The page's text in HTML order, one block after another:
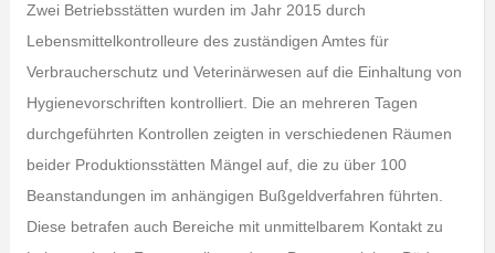
Zwei Betriebsstätten wurden im Jahr 2015 durch
Lebensmittelkontrolleure des zuständigen Amtes für
Verbraucherschutz und Veterinärwesen auf die Einhaltung von
Hygienevorschriften kontrolliert. Die an mehreren Tagen
durchgeführten Kontrollen zeigten in verschiedenen Räumen
beider Produktionsstätten Mängel auf, die zu über 100
Beanstandungen im anhängigen Bußgeldverfahren führten.
Diese betrafen auch Bereiche mit unmittelbarem Kontakt zu